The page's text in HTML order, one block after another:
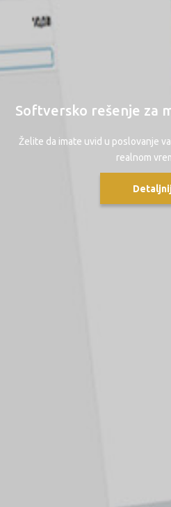
Softversko rešenje za
Želite da imate uvid u poslovanje
realnom